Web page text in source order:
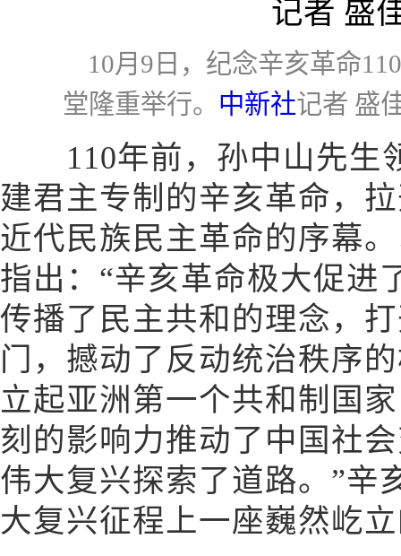
10月9日，纪念辛亥革命
堂隆重举行。 中新社记者 盛
110年前，孙中山先生
建君主专制的辛亥革命，
近代民族民主革命的序幕
指出：“辛亥革命极大促进
传播了民主共和的理念，
门，撼动了反动统治秩序
立起亚洲第一个共和制国
刻的影响力推动了中国社
伟大复兴探索了道路。”辛
大复兴征程上一座巍然屹